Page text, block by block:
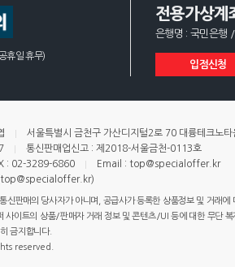
휴일 휴무)
전용가상계
은행명 : 국민은행
입점신청
서울특별시 금천구 가산디지털2로 70 대륭테크노
통신판매업신고 : 제2018-서울금천-0113호
: 02-3289-6860
Email : top@specialoffer.kr
(top@specialoffer.kr)
신판매의 당사자가 아니며, 공급사가 등록한 상품정보 및 거래
사이트의 상품/판매자 거래 정보 및 콘텐츠/UI 등에 대한 무단
금지합니다.
reserved.